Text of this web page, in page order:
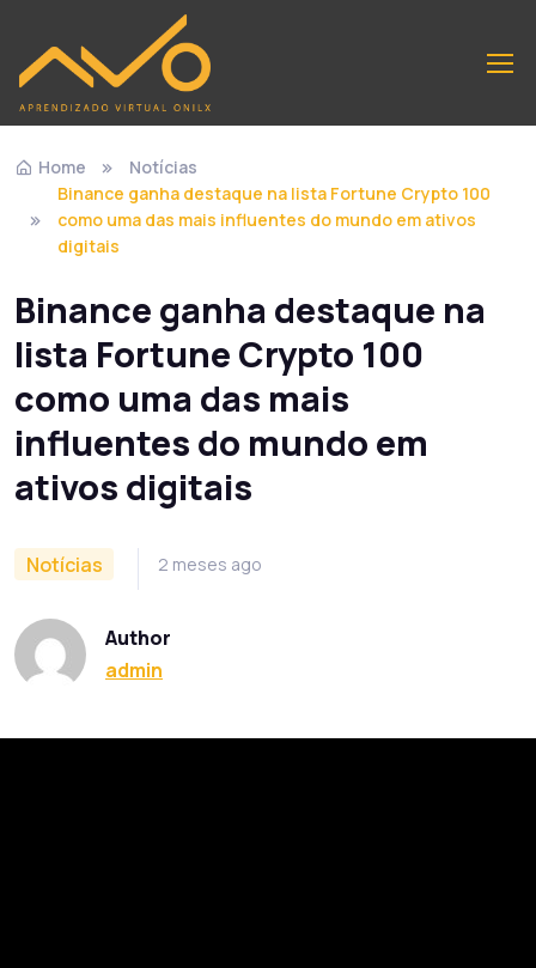
Home
Notícias
Binance ganha destaque na lista Fortune Crypto 100
como uma das mais influentes do mundo em ativos
digitais
Binance ganha destaque na
lista Fortune Crypto 100
como uma das mais
influentes do mundo em
ativos digitais
Notícias 2 meses ago
Author
admin